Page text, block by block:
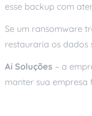
esse backup com
Se um ransomware
restauraria os dados
Ai Soluções – a
manter sua empresa